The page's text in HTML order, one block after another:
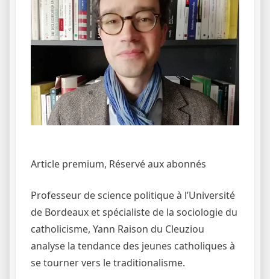
Article premium, Réservé aux abonnés
Professeur de science politique à l’Université
de Bordeaux et spécialiste de la sociologie du
catholicisme, Yann Raison du Cleuziou
analyse la tendance des jeunes catholiques à
se tourner vers le traditionalisme.